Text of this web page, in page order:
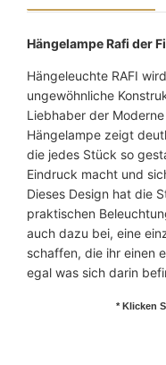
a
m
e
R
A
F
I
M
e
n
g
e
Hängelampe Rafi der
Hängeleuchte RAFI
ungewöhnliche
Liebhaber der
Hängelampe zeigt
die jedes Stück so
Eindruck macht und
Dieses Design hat die
praktischen
auch dazu bei, eine
schaffen, die ihr einen
egal was sich darin
* Klicken